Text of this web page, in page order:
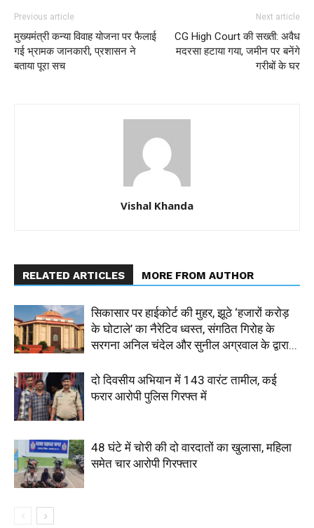
Previous article
मुख्यमंत्री कन्या विवाह योजना पर फैलाई
गई भ्रामक जानकारी, प्रशासन ने
बताया पूरा सच
Next article
CG High Court की सख्ती: अवैध
मदरसा हटाया गया, जमीन पर बनेंगे
गरीबों के घर
Vishal Khanda
RELATED ARTICLES MORE FROM AUTHOR
सिकासार पर हाईकोर्ट की मुहर, झूठे ‘हजारों करोड़
के घोटाले’ का नैरेटिव ध्वस्त, संगठित गिरोह के
सरगना अनिल चंदेल और सुनील अग्रवाल के द्वारा...
दो दिवसीय अभियान में 143 वारंट तामील, कई
फरार आरोपी पुलिस गिरफ्त में
48 घंटे में चोरी की दो वारदातों का खुलासा, महिला
समेत चार आरोपी गिरफ्तार